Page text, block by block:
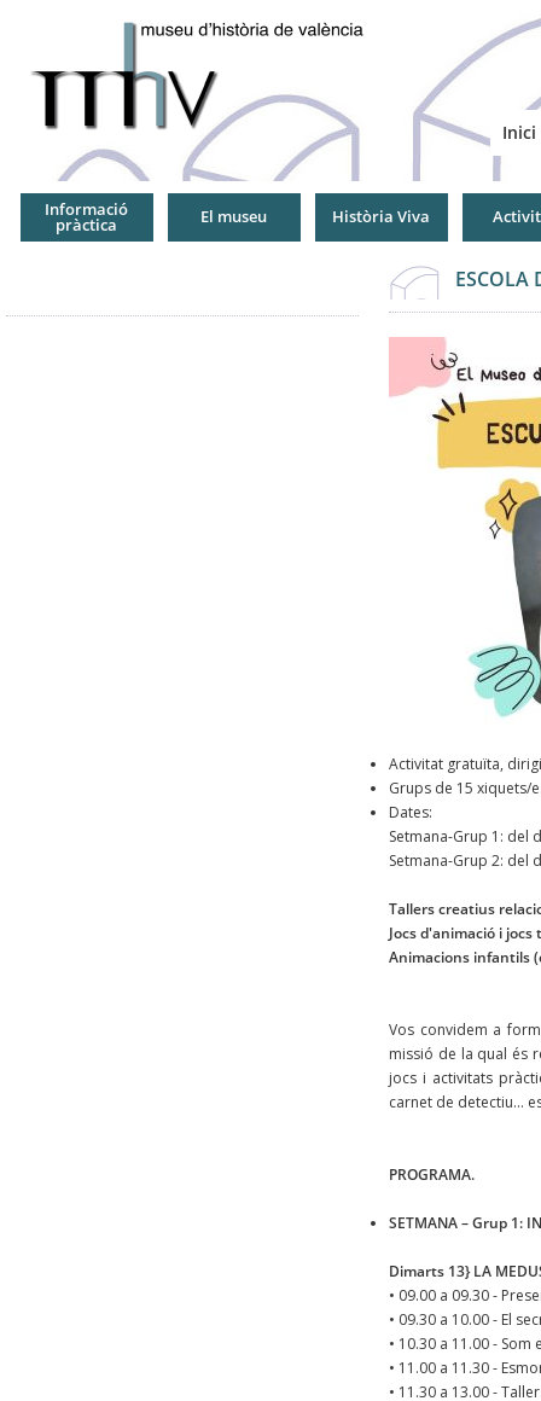
Inici
Informació
pràctica El museu Història Viva
Activitat gratuïta,
Grups de 15 xiquets/
Dates:
Setmana-Grup 1: del
Setmana-Grup 2: del
Tallers creatius
Jocs d'animació i jocs
Animacions infantils
Vos convidem a
missió de la qual és
jocs i activitats
carnet de detectiu…
PROGRAMA.
SETMANA – Grup 1:
Dimarts 13} LA
• 09.00 a 09.30 -
• 09.30 a 10.00 - El
• 10.30 a 11.00 -
• 11.00 a 11.30 -
• 11.30 a 13.00 -